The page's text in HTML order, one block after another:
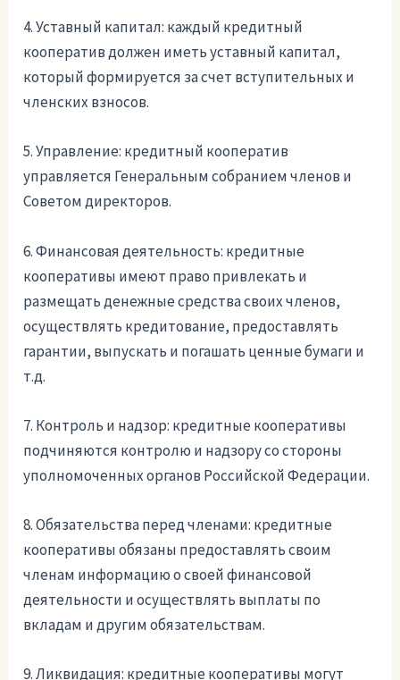
4. Уставный капитал: каждый кредитный
кооператив должен иметь уставный капитал,
который формируется за счет вступительных и
членских взносов.
5. Управление: кредитный кооператив
управляется Генеральным собранием членов и
Советом директоров.
6. Финансовая деятельность: кредитные
кооперативы имеют право привлекать и
размещать денежные средства своих членов,
осуществлять кредитование, предоставлять
гарантии, выпускать и погашать ценные бумаги и
т.д.
7. Контроль и надзор: кредитные кооперативы
подчиняются контролю и надзору со стороны
уполномоченных органов Российской Федерации.
8. Обязательства перед членами: кредитные
кооперативы обязаны предоставлять своим
членам информацию о своей финансовой
деятельности и осуществлять выплаты по
вкладам и другим обязательствам.
9. Ликвидация: кредитные кооперативы могут